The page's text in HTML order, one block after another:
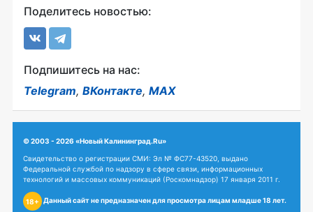
Поделитесь новостью:
Подпишитесь на нас:
Telegram, ВКонтакте, MAX
© 2003 - 2026 «Новый Калининград.Ru»
Свидетельство о регистрации СМИ: Эл № ФС77-43520, выдано
Федеральной службой по надзору в сфере связи, информационных
технологий и массовых коммуникаций (Роскомнадзор) 17 января 2011 г.
18+ Данный сайт не предназначен для просмотра лицам младше 18 лет.